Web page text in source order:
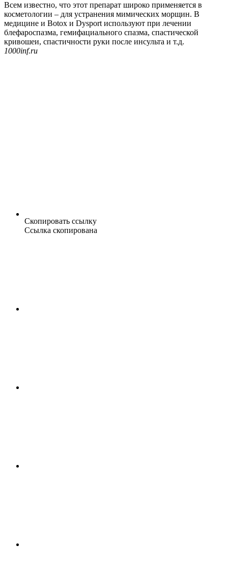
Всем известно, что этот препарат широко применяется в
косметологии – для устранения мимических морщин. В
медицине и Botox и Dysport используют при лечении
блефароспазма, гемифациального спазма, спастической
кривошеи, спастичности руки после инсульта и т.д.
1000inf.ru
Скопировать ссылку
Ссылка скопирована